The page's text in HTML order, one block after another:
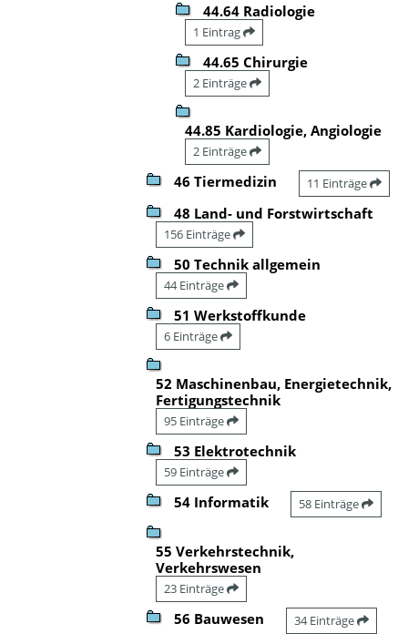
44.64 Radiologie
1 Eintrag
44.65 Chirurgie
2 Einträge
44.85 Kardiologie, Angiologie
2 Einträge
46 Tiermedizin 11 Einträge
48 Land- und Forstwirtschaft
156 Einträge
50 Technik allgemein
44 Einträge
51 Werkstoffkunde
6 Einträge
52 Maschinenbau, Energietechnik,
Fertigungstechnik
95 Einträge
53 Elektrotechnik
59 Einträge
54 Informatik 58 Einträge
55 Verkehrstechnik,
Verkehrswesen
23 Einträge
56 Bauwesen 34 Einträge